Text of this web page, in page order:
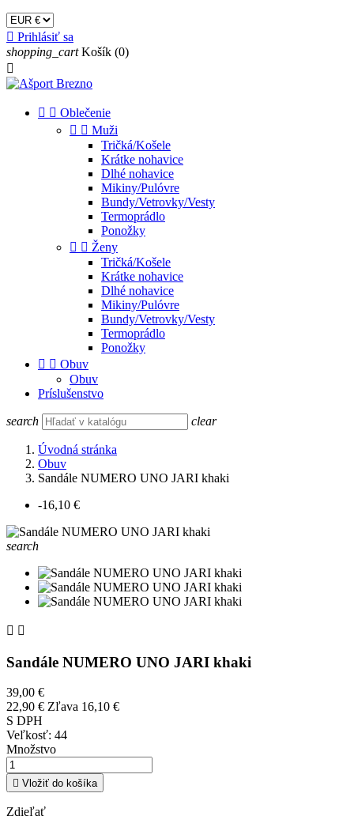
 Prihlásiť sa
shopping_cart Košík (0)

  Oblečenie
  Muži
Tričká/Košele
Krátke nohavice
Dlhé nohavice
Mikiny/Pulóvre
Bundy/Vetrovky/Vesty
Termoprádlo
Ponožky
  Ženy
Tričká/Košele
Krátke nohavice
Dlhé nohavice
Mikiny/Pulóvre
Bundy/Vetrovky/Vesty
Termoprádlo
Ponožky
  Obuv
Obuv
Príslušenstvo
search clear
Úvodná stránka
Obuv
Sandále NUMERO UNO JARI khaki
-16,10 €
search
 
Sandále NUMERO UNO JARI khaki
39,00 €
22,90 € Zľava 16,10 €
S DPH
Veľkosť: 44
Množstvo
 Vložiť do košíka
Zdieľať